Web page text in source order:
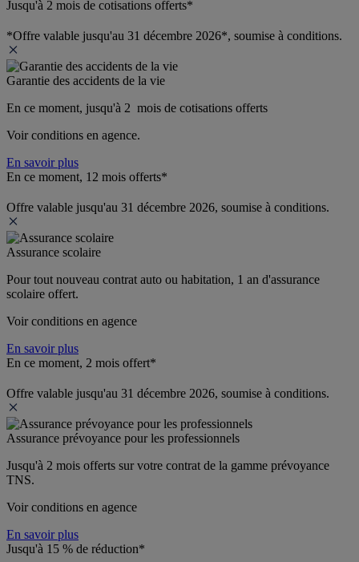
Jusqu'à 2 mois de cotisations offerts*
*Offre valable jusqu'au 31 décembre 2026*, soumise à conditions.
Garantie des accidents de la vie
En ce moment, jusqu'à 2  mois de cotisations offerts
Voir conditions en agence.
En savoir plus
En ce moment, 12 mois offerts*
Offre valable jusqu'au 31 décembre 2026, soumise à conditions.
Assurance scolaire
Pour tout nouveau contrat auto ou habitation, 1 an d'assurance
scolaire offert.
Voir conditions en agence
En savoir plus
En ce moment, 2 mois offert*
Offre valable jusqu'au 31 décembre 2026, soumise à conditions.
Assurance prévoyance pour les professionnels
Jusqu'à 2 mois offerts sur votre contrat de la gamme prévoyance
TNS.
Voir conditions en agence
En savoir plus
Jusqu'à 15 % de réduction*